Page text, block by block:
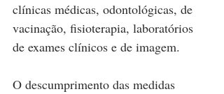
clínicas médicas, odontológicas, de
vacinação, fisioterapia, laboratórios
de exames clínicos e de imagem.
O descumprimento das medidas